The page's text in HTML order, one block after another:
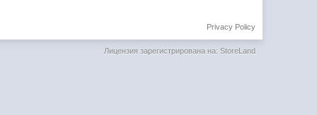
Privacy Policy
Лицензия зарегистрирована на: StoreLand